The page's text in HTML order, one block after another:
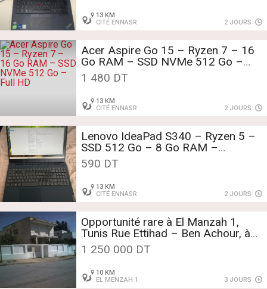
13 KM
CITÉ ENNASR
2 JOURS
Acer Aspire Go 15 – Ryzen 7 – 16
Go RAM – SSD NVMe 512 Go –
Full HD
1 480 DT
13 KM
CITÉ ENNASR
2 JOURS
Lenovo IdeaPad S340 – Ryzen 5 –
SSD 512 Go – 8 Go RAM –
Excellent état
590 DT
13 KM
CITÉ ENNASR
2 JOURS
Opportunité rare à El Manzah 1,
Tunis Rue Ettihad – Ben Achour, à
proximité du Stade d’El Manzah
1 250 000 DT
10 KM
EL MENZAH 1
3 JOURS